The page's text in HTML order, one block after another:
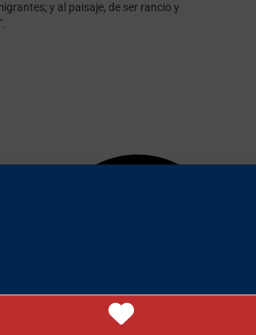
y al paisaje, de ser rancio y